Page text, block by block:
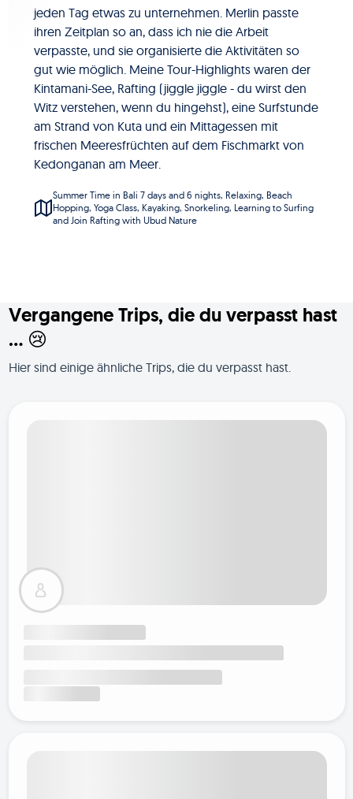
jeden Tag etwas zu unternehmen. Merlin passte
ihren Zeitplan so an, dass ich nie die Arbeit
verpasste, und sie organisierte die Aktivitäten so
gut wie möglich. Meine Tour-Highlights waren der
Kintamani-See, Rafting (jiggle jiggle - du wirst den
Witz verstehen, wenn du hingehst), eine Surfstunde
am Strand von Kuta und ein Mittagessen mit
frischen Meeresfrüchten auf dem Fischmarkt von
Kedonganan am Meer.
Summer Time in Bali 7 days and 6 nights, Relaxing, Beach
Hopping, Yoga Class, Kayaking, Snorkeling, Learning to Surfing
and Join Rafting with Ubud Nature
Vergangene Trips, die du verpasst hast
... 😢
Hier sind einige ähnliche Trips, die du verpasst hast.